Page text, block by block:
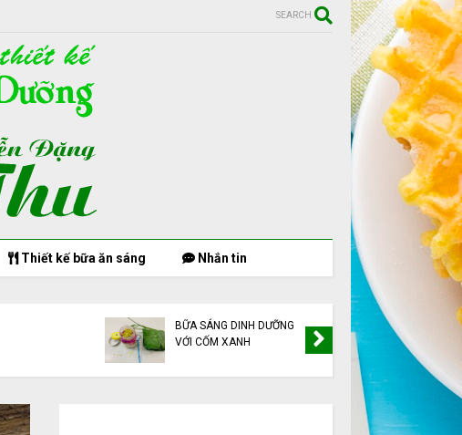
SEARCH
Thiết kế bữa ăn sáng Nhắn tin
BỮA SÁNG DINH DƯỠNG
VỚI CỐM XANH
TẬP